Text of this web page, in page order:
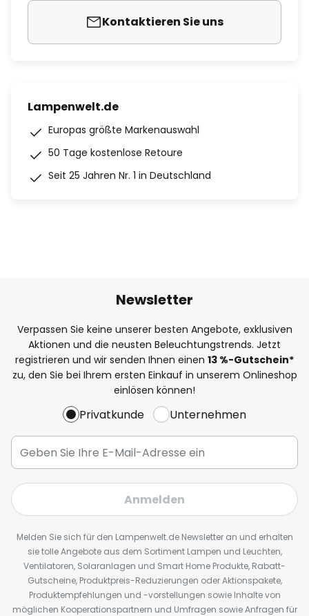
Kontaktieren Sie uns
Lampenwelt.de
Europas größte Markenauswahl
50 Tage kostenlose Retoure
Seit 25 Jahren Nr. 1 in Deutschland
Newsletter
Verpassen Sie keine unserer besten Angebote, exklusiven
Aktionen und die neusten Beleuchtungstrends. Jetzt
registrieren und wir senden Ihnen einen 13 %-Gutschein*
zu, den Sie bei Ihrem ersten Einkauf in unserem Onlineshop
einlösen können!
Privatkunde Unternehmen
Anmelden
Melden Sie sich für den Lampenwelt.de Newsletter an und erhalten
sie tolle Angebote aus dem Sortiment Lampen und Leuchten,
Ventilatoren, Solaranlagen und Smart Home Produkte, Rabatt-
Gutscheine, Produktpreis-Reduzierungen oder Aktionspakete,
Produktempfehlungen und -vorstellungen sowie Inhalte von
möglichen Kooperationspartnern und Umfragen sowie Anfragen für